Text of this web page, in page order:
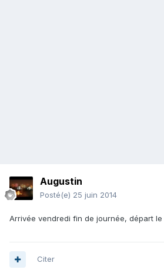
Augustin
Posté(e) 25 juin 2014
Arrivée vendredi fin de journée, départ le
Citer